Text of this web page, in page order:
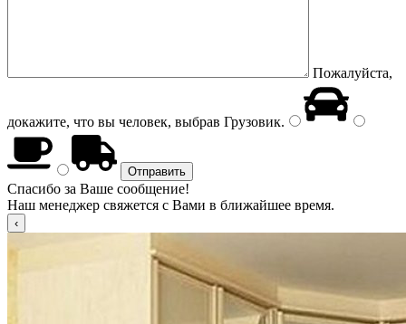
Пожалуйста,
докажите, что вы человек, выбрав Грузовик.
Спасибо за Ваше сообщение!
Наш менеджер свяжется с Вами в ближайшее время.